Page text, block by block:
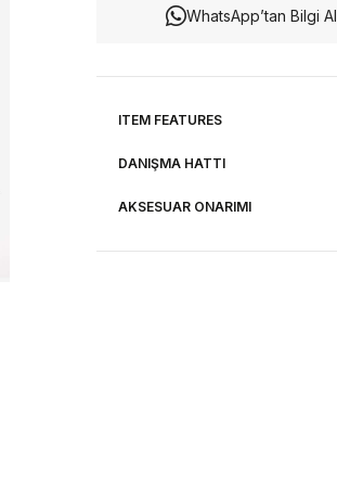
WhatsApp’tan Bilgi Al
ITEM FEATURES
DANIŞMA HATTI
AKSESUAR ONARIMI